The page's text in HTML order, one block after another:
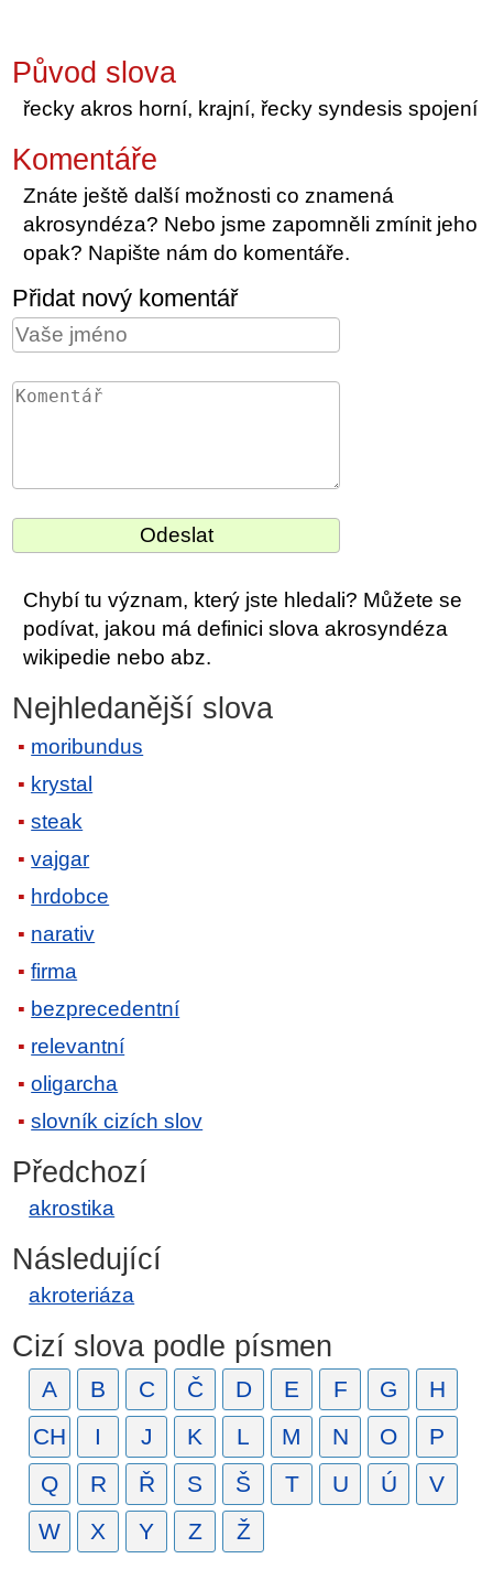
Původ slova
řecky akros horní, krajní, řecky syndesis spojení
Komentáře
Znáte ještě další možnosti co znamená
akrosyndéza? Nebo jsme zapomněli zmínit jeho
opak? Napište nám do komentáře.
Přidat nový komentář
Chybí tu význam, který jste hledali? Můžete se
podívat, jakou má definici slova akrosyndéza
wikipedie nebo abz.
Nejhledanější slova
moribundus
krystal
steak
vajgar
hrdobce
narativ
firma
bezprecedentní
relevantní
oligarcha
slovník cizích slov
Předchozí
akrostika
Následující
akroteriáza
Cizí slova podle písmen
A B C Č D E F G
H
CH
I J K L M N O
P
Q
R Ř S Š T U Ú
V
W
X Y Z Ž